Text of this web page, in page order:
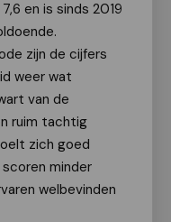
en is sinds 2019
zijn de cijfers
weer wat
van de
ruim tachtig
zich goed
minder
welbevinden